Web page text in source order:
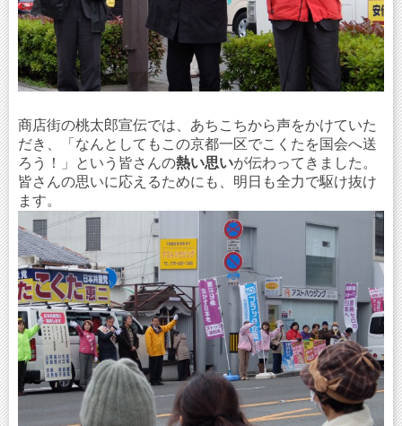
商店街の桃太郎宣伝では、あちこちから声をかけていた
だき、「なんとしてもこの京都一区でこくたを国会へ送
ろう！」という皆さんの熱い思いが伝わってきました。
皆さんの思いに応えるためにも、明日も全力で駆け抜け
ます。